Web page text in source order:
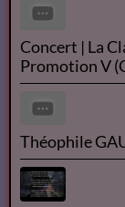
Concert | La
Promotion V
Théophile